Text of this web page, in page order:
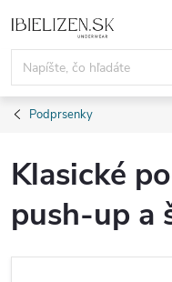
na
obsah
Podprsenky
Klasické
push-up a